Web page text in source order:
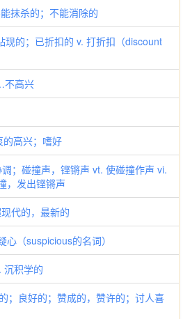
杀的；不能消除的
；已折扣的 v. 打折扣（discount
高兴
高兴；嗜好
碰撞声，铿锵声 vt. 使碰撞作声 vi.
，发出铿锵声
的，最新的
（suspicious的名词）
积学的
良好的；赞成的，赞许的；讨人喜